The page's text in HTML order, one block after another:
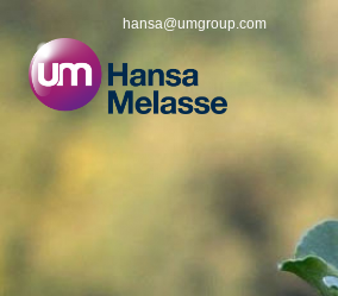
hansa@umgroup.com